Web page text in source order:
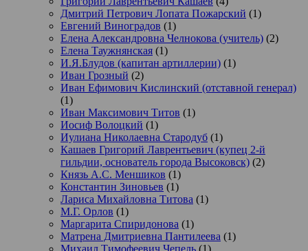
Дмитрий Петрович Лопата Пожарский (1)
Евгений Виноградов (1)
Елена Александровна Челнокова (учитель) (2)
Елена Таужнянская (1)
И.Я.Блудов (капитан артиллерии) (1)
Иван Грозный (2)
Иван Ефимович Кислинский (отставной генерал)
(1)
Иван Максимович Титов (1)
Иосиф Волоцкий (1)
Иулиана Николаевна Стародуб (1)
Кашаев Григорий Лаврентьевич (купец 2-й
гильдии, основатель города Высоковск) (2)
Князь А.С. Меншиков (1)
Константин Зиновьев (1)
Лариса Михайловна Титова (1)
М.Г. Орлов (1)
Маргарита Спиридонова (1)
Матрена Дмитриевна Пантилеева (1)